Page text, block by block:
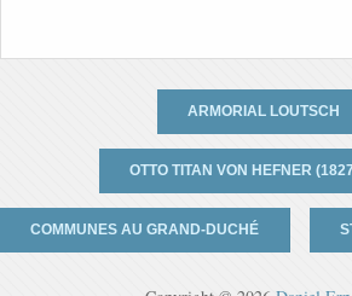
ARMORIAL LOUTSCH
OTTO TITAN VON HEFNER
COMMUNES AU GRAND-DUCHÉ